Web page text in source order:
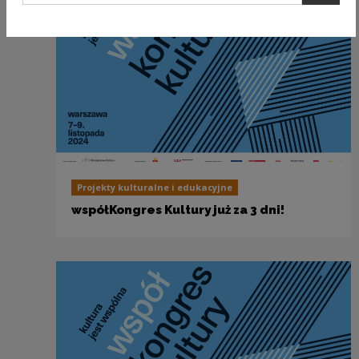
Projekty kulturalne i edukacyjne
współKongres Kultury już za 3 dni!